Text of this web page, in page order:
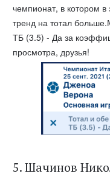
чемпионат, в котором
тренд на тотал
ТБ (3.5) - Да за
просмотра, друзья!
5. Шачинов